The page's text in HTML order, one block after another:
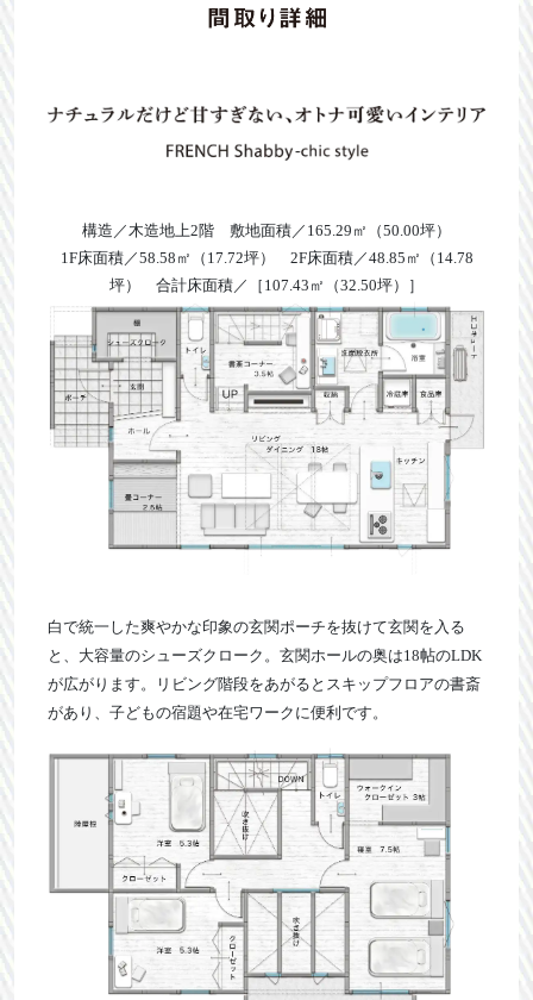
構造／木造地上2階 敷地面積／165.29㎡（50.00坪）
1F床面積／58.58㎡（17.72坪） 2F床面積／48.85㎡（14.78
坪） 合計床面積／［107.43㎡（32.50坪）］
白で統一した爽やかな印象の玄関ポーチを抜けて玄関を入る
と、大容量のシューズクローク。玄関ホールの奥は18帖のLDK
が広がります。リビング階段をあがるとスキップフロアの書斎
があり、子どもの宿題や在宅ワークに便利です。